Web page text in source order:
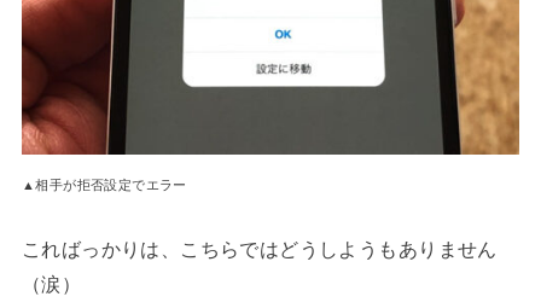
▲相手が拒否設定でエラー
こればっかりは、こちらではどうしようもありません
（涙）